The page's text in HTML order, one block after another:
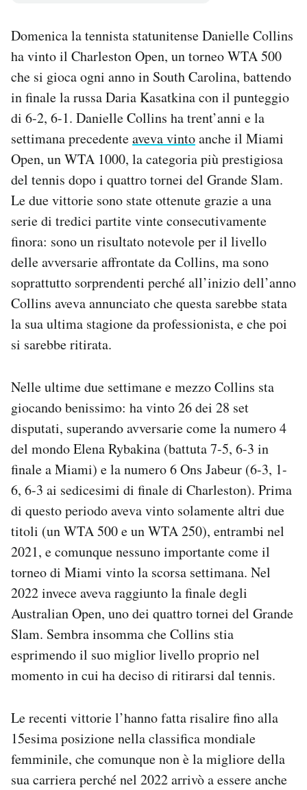
AREA PERSONALE
Newsletter
Notifiche mobile
Regala il Post
Hai bisogno di aiuto?
Esci
Domenica la tennista statunitense Danielle Collins
ha vinto il Charleston Open, un torneo WTA 500
che si gioca ogni anno in South Carolina, battendo
in finale la russa Daria Kasatkina con il punteggio
di 6-2, 6-1. Danielle Collins ha trent’anni e la
settimana precedenteaveva vintoanche il Miami
Open, un WTA 1000, la categoria più prestigiosa
del tennis dopo i quattro tornei del Grande Slam.
Le due vittorie sono state ottenute grazie a una
serie di tredici partite vinte consecutivamente
finora: sono un risultato notevole per il livello
delle avversarie affrontate da Collins, ma sono
soprattutto sorprendenti perché all’inizio dell’anno
Collins aveva annunciato che questa sarebbe stata
la sua ultima stagione da professionista, e che poi
si sarebbe ritirata.
Nelle ultime due settimane e mezzo Collins sta
giocando benissimo: ha vinto 26 dei 28 set
disputati, superando avversarie come la numero 4
del mondo Elena Rybakina (battuta 7-5, 6-3 in
finale a Miami) e la numero 6 Ons Jabeur (6-3, 1-
6, 6-3 ai sedicesimi di finale di Charleston). Prima
di questo periodo aveva vinto solamente altri due
titoli (un WTA 500 e un WTA 250), entrambi nel
2021, e comunque nessuno importante come il
torneo di Miami vinto la scorsa settimana. Nel
2022 invece aveva raggiunto la finale degli
Australian Open, uno dei quattro tornei del Grande
Slam. Sembra insomma che Collins stia
esprimendo il suo miglior livello proprio nel
momento in cui ha deciso di ritirarsi dal tennis.
Le recenti vittorie l’hanno fatta risalire fino alla
15esima posizione nella classifica mondiale
femminile, che comunque non è la migliore della
sua carriera perché nel 2022 arrivò a essere anche